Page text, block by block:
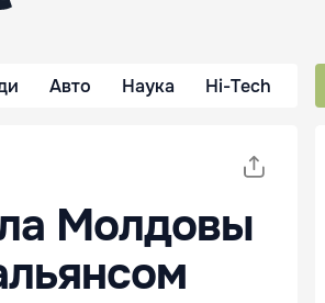
Авто Наука Hi-Tech
Молдовы